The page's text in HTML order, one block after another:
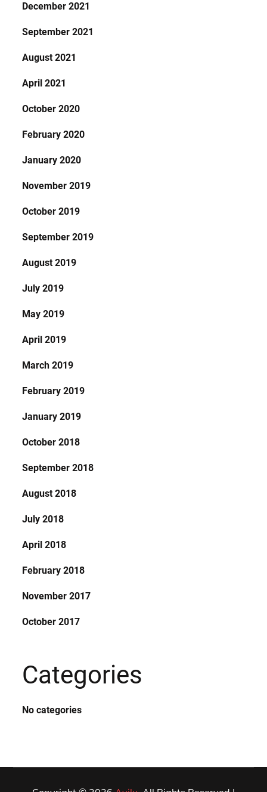
December 2021
September 2021
August 2021
April 2021
October 2020
February 2020
January 2020
November 2019
October 2019
September 2019
August 2019
July 2019
May 2019
April 2019
March 2019
February 2019
January 2019
October 2018
September 2018
August 2018
July 2018
April 2018
February 2018
November 2017
October 2017
Categories
No categories